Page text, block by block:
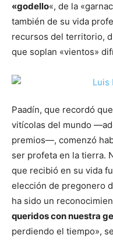
«godello«, de la
también de su vida
recursos del territorio,
que soplan «vientos»
Paadín, que recordó
vitícolas del mundo
premios—, comenzó
ser profeta en la tierra.
que recibió en su vida
elección de pregonero
ha sido un
queridos con nuestra
perdiendo el tiempo»,